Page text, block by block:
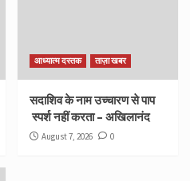
आध्यात्म दस्तक ताज़ा खबर
सदाशिव के नाम उच्चारण से पाप
स्पर्श नहीं करता – अखिलानंद
August 7, 2026 0